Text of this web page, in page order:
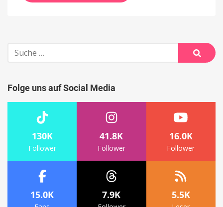
Suche
nach:
Suche
Folge uns auf Social Media
130K
Follower
41.8K
Follower
16.0K
Follower
15.0K 7.9K 5.5K